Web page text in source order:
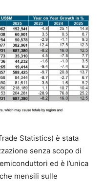
Statistics) è stata
senza scopo di
ed è l’unica
mensili sulle